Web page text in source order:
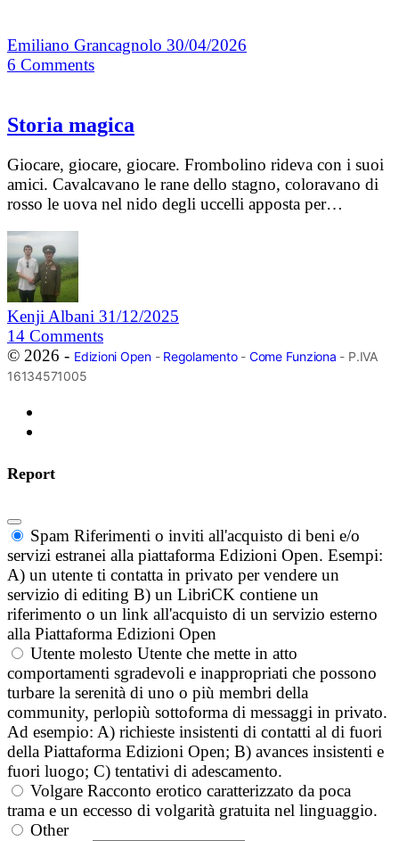
Emiliano Grancagnolo 30/04/2026
6 Comments
Storia magica
Giocare, giocare, giocare. Frombolino rideva con i suoi
amici. Cavalcavano le rane dello stagno, coloravano di
rosso le uova nel nido degli uccelli apposta per…
Kenji Albani 31/12/2025
14 Comments
© 2026 - Edizioni Open- Regolamento- Come Funziona - P.IVA
16134571005
Report
Spam Riferimenti o inviti all'acquisto di beni e/o
servizi estranei alla piattaforma Edizioni Open. Esempi:
A) un utente ti contatta in privato per vendere un
servizio di editing B) un LibriCK contiene un
riferimento o un link all'acquisto di un servizio esterno
alla Piattaforma Edizioni Open
Utente molesto Utente che mette in atto
comportamenti sgradevoli e inappropriati che possono
turbare la serenità di uno o più membri della
community, perlopiù sottoforma di messaggi in privato.
Ad esempio: A) richieste insistenti di contatti al di fuori
della Piattaforma Edizioni Open; B) avances insistenti e
fuori luogo; C) tentativi di adescamento.
Volgare Racconto erotico caratterizzato da poca
trama e un eccesso di volgarità gratuita nel linguaggio.
Other